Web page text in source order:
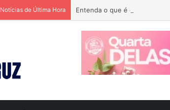
Notícias de Última Hora Entenda o que é o ciclone